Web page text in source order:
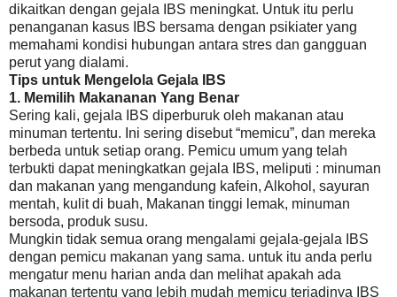
dikaitkan dengan gejala IBS meningkat. Untuk itu perlu
penanganan kasus IBS bersama dengan psikiater yang
memahami kondisi hubungan antara stres dan gangguan
perut yang dialami.
Tips untuk Mengelola Gejala IBS
1. Memilih Makananan Yang Benar
Sering kali, gejala IBS diperburuk oleh makanan atau
minuman tertentu. Ini sering disebut “memicu”, dan mereka
berbeda untuk setiap orang. Pemicu umum yang telah
terbukti dapat meningkatkan gejala IBS, meliputi : minuman
dan makanan yang mengandung kafein, Alkohol, sayuran
mentah, kulit di buah, Makanan tinggi lemak, minuman
bersoda, produk susu.
Mungkin tidak semua orang mengalami gejala-gejala IBS
dengan pemicu makanan yang sama. untuk itu anda perlu
mengatur menu harian anda dan melihat apakah ada
makanan tertentu yang lebih mudah memicu terjadinya IBS